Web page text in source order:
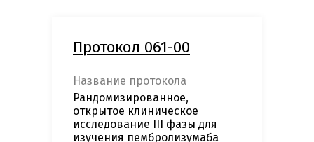
Протокол 061-00
Название протокола
Рандомизированное,
открытое клиническое
исследование III фазы для
изучения пембролизумаба